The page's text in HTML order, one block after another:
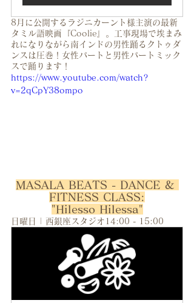
8月に公開するラジニカーント様主演の最新
タミル語映画『Coolie』。工事現場で埃まみ
れになりながら南インドの男性踊るクトゥダ
ンスは圧巻！女性パートと男性パートミック
スで踊ります！
https://www.youtube.com/watch?
v=2qCpY38ompo
MASALA BEATS - DANCE &
FITNESS CLASS:
"Hilesso Hilessa"
日曜日 | 西銀座スタジオ14:00 - 15:00